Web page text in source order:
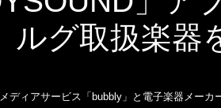
ルグ取扱楽器
ディアサービス「bubbly」と電子楽器メー